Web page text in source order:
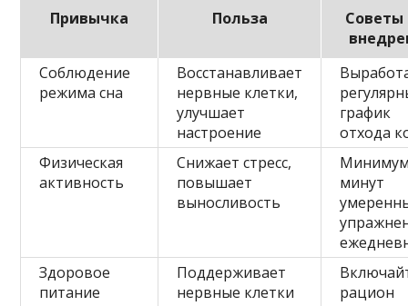
Привычка Польза
Советы
Соблюдение
режима сна
Восстанавливает
нервные клетки,
улучшает
настроение
график
отхода
Физическая
активность
Снижает стресс,
повышает
выносливость
минут
Здоровое
питание
Поддерживает
нервные клетки
рацион